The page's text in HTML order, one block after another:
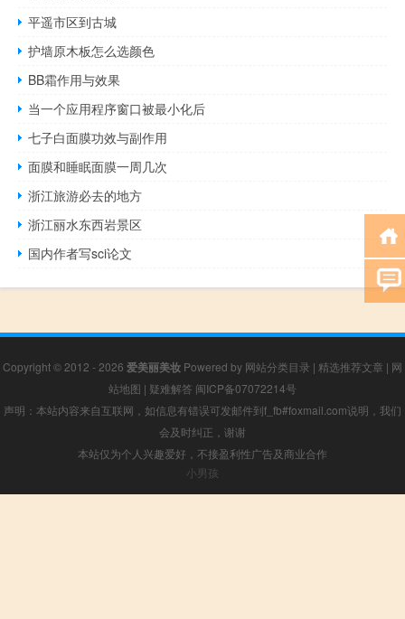
平遥市区到古城
护墙原木板怎么选颜色
BB霜作用与效果
当一个应用程序窗口被最小化后
七子白面膜功效与副作用
面膜和睡眠面膜一周几次
浙江旅游必去的地方
浙江丽水东西岩景区
国内作者写sci论文
Copyright © 2012 - 2026 爱美丽美妆 Powered by 网站分类目录 | 精选推荐文章 | 网
站地图 | 疑难解答 闽ICP备07072214号
声明：本站内容来自互联网，如信息有错误可发邮件到f_fb#foxmail.com说明，我们
会及时纠正，谢谢
本站仅为个人兴趣爱好，不接盈利性广告及商业合作
小男孩